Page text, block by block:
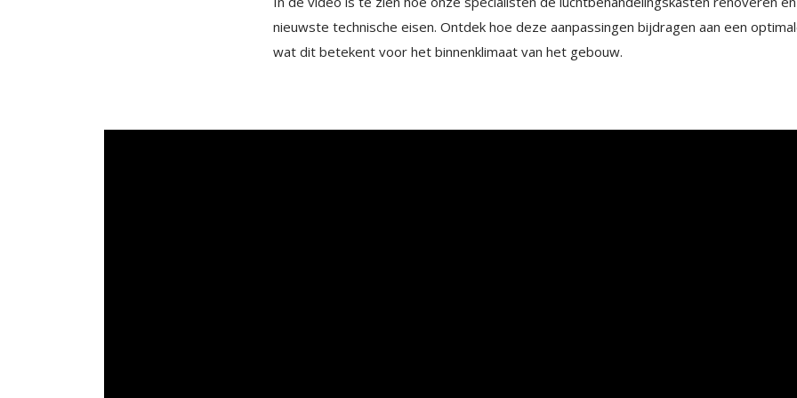
nieuwste technische eisen. Ontdek hoe deze aanpassingen bijdragen aan een
wat dit betekent voor het binnenklimaat van het gebouw.
Interdum posuere lorem ipsum dolor sit amet
consectetur adipiscing.